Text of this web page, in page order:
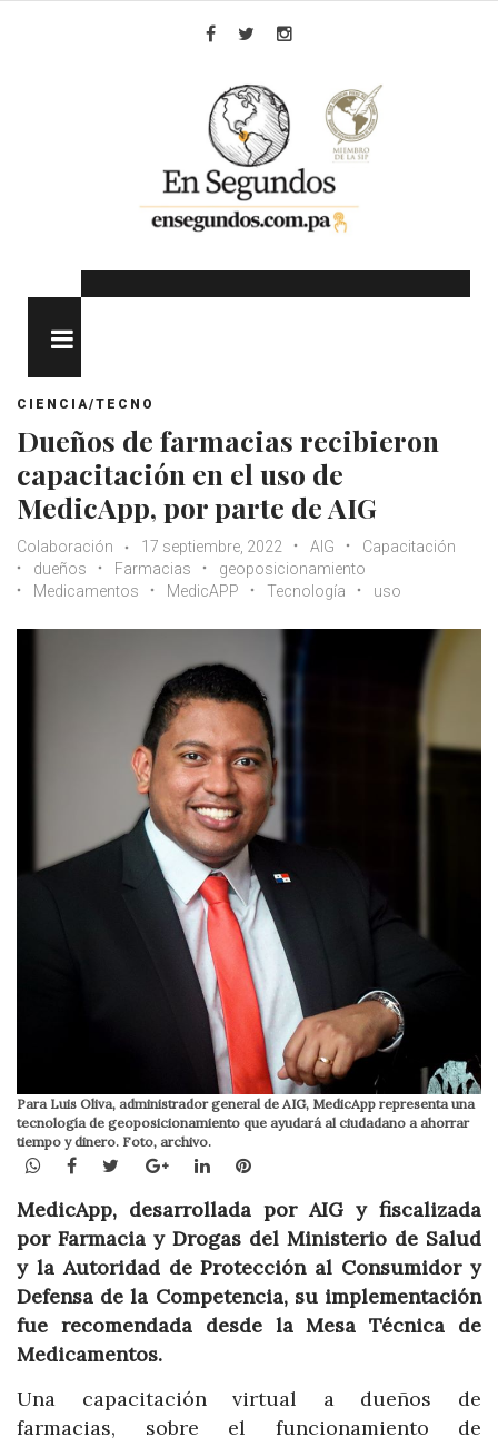
CIENCIA/TECNO
Dueños de farmacias recibieron
capacitación en el uso de
MedicApp, por parte de AIG
Colaboración 17 septiembre, 2022 AIG
Capacitación
dueños
Farmacias
geoposicionamiento
Medicamentos
MedicAPP Tecnología uso
Para Luis Oliva, administrador general de AIG, MedicApp representa una
tecnología de geoposicionamiento que ayudará al ciudadano a ahorrar
tiempo y dinero. Foto, archivo.
WhatsApp
Facebook
TwitterGoogle+LinkedInPinterest
MedicApp, desarrollada por AIG y fiscalizada
por Farmacia y Drogas del Ministerio de Salud
y la Autoridad de Protección al Consumidor y
Defensa de la Competencia, su implementación
fue recomendada desde la Mesa Técnica de
Medicamentos.
Una capacitación virtual a dueños de
farmacias, sobre el funcionamiento de